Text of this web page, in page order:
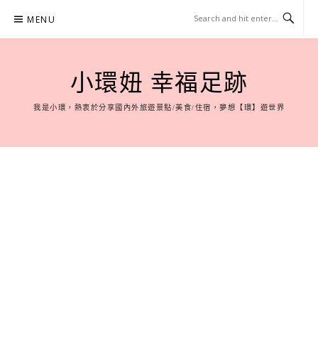
content
MENU
小環妞 幸福足跡
我是小環，熱衷於分享國內外旅遊景點/美食/住宿，夢想【環】遊世界